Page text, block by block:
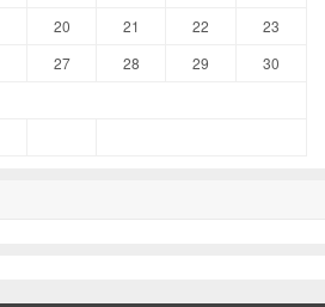
20 21 22
23
27 28 29
30